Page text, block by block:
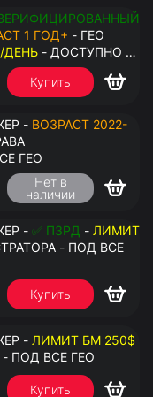
1 ГОД+ - ГЕО
ДЕНЬ - ДОСТУПНО К
ПРАВА
Купить
- ВОЗРАСТ 2022-
ГЕО
Нет в
наличии
- ✅ ПЗРД - ЛИМИТ
- ПОД ВСЕ
Купить
- ЛИМИТ БМ 250$
ПОД ВСЕ ГЕО
Купить